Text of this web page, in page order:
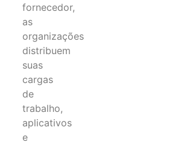
fornecedor,
as
organizações
distribuem
suas
cargas
de
trabalho,
aplicativos
e